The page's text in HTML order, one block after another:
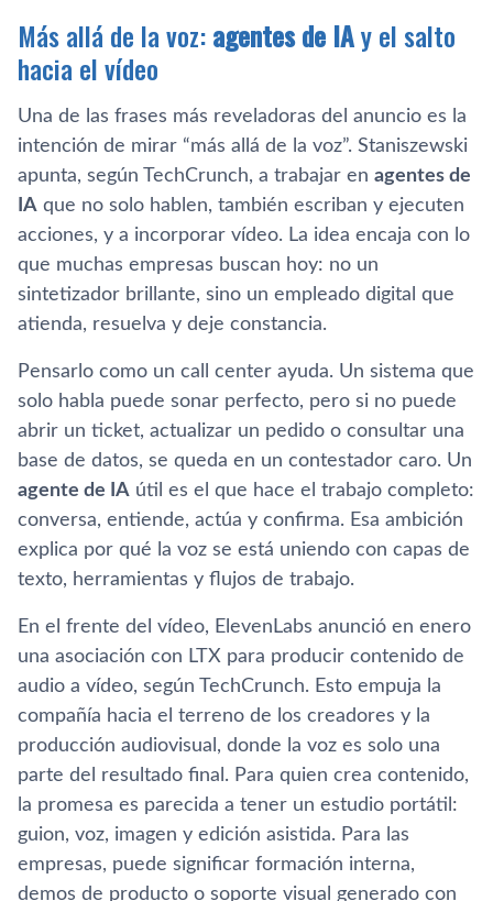
Más allá de la voz:agentes de IAy el salto
hacia el vídeo
Una de las frases más reveladoras del anuncio es la
intención de mirar “más allá de la voz”. Staniszewski
apunta, según TechCrunch, a trabajar en agentes de
IA que no solo hablen, también escriban y ejecuten
acciones, y a incorporar vídeo. La idea encaja con lo
que muchas empresas buscan hoy: no un
sintetizador brillante, sino un empleado digital que
atienda, resuelva y deje constancia.
Pensarlo como un call center ayuda. Un sistema que
solo habla puede sonar perfecto, pero si no puede
abrir un ticket, actualizar un pedido o consultar una
base de datos, se queda en un contestador caro. Un
agente de IA útil es el que hace el trabajo completo:
conversa, entiende, actúa y confirma. Esa ambición
explica por qué la voz se está uniendo con capas de
texto, herramientas y flujos de trabajo.
En el frente del vídeo, ElevenLabs anunció en enero
una asociación con LTX para producir contenido de
audio a vídeo, según TechCrunch. Esto empuja la
compañía hacia el terreno de los creadores y la
producción audiovisual, donde la voz es solo una
parte del resultado final. Para quien crea contenido,
la promesa es parecida a tener un estudio portátil:
guion, voz, imagen y edición asistida. Para las
empresas, puede significar formación interna,
demos de producto o soporte visual generado con